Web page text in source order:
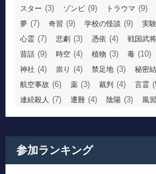
スター (3) ゾンビ (9) トラウマ (9)
夢 (7) 奇習 (9) 学校の怪談 (9) 実験
心霊 (7) 悲劇 (3) 憑依 (4) 戦国武将
昔話 (9) 時空 (4) 植物 (3) 毒 (10)
神社 (4) 祟り (4) 禁足地 (3) 秘密
航空事故 (6) 薬 (3) 裁判 (4) 言霊
連続殺人 (7) 遭難 (4) 陰陽 (3) 風習
参加ランキング